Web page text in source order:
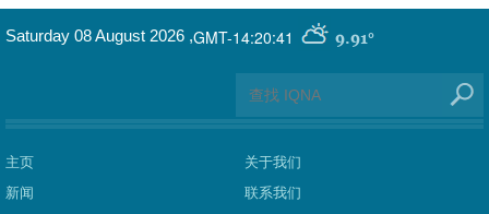
GMT-14:20:41 9.91°
Saturday 08 August 2026 ,
主页
新闻
关于我们
联系我们